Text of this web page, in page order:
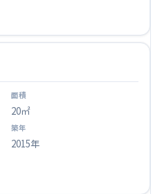
20㎡
2015年